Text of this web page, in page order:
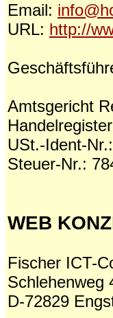
Email:
URL: http://
Amtsgericht
USt.-Ident-
Steuer-Nr.:
WEB
Fischer ICT-
Schlehenweg
D-72829